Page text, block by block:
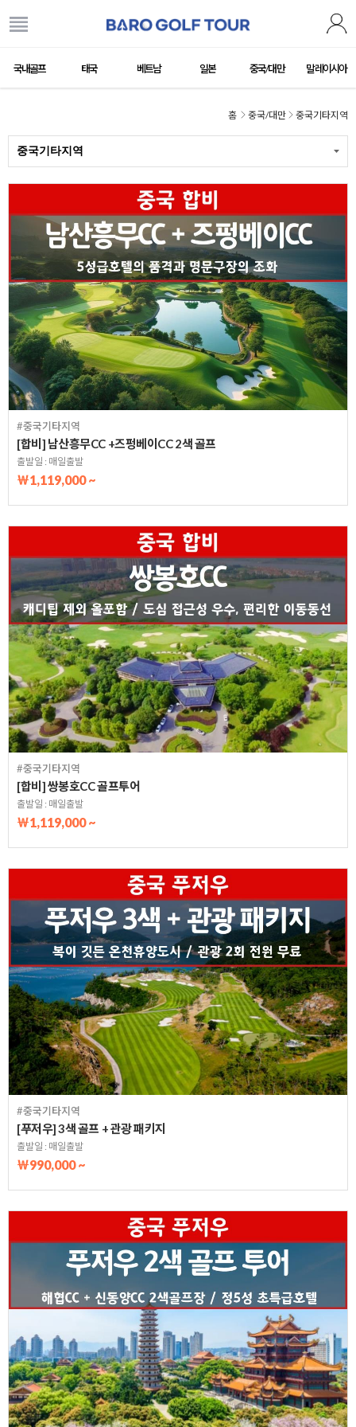
국내골프 태국 베트남 일본 중국/대만 말레이시아
홈 중국/대만 중국기타지역
#중국기타지역
[합비] 남산흥무CC +즈펑베이CC 2색 골프
출발일 : 매일출발
￦1,119,000 ~
#중국기타지역
[합비] 쌍봉호CC 골프투어
출발일 : 매일출발
￦1,119,000 ~
#중국기타지역
[푸저우] 3색 골프 + 관광 패키지
출발일 : 매일출발
￦990,000 ~